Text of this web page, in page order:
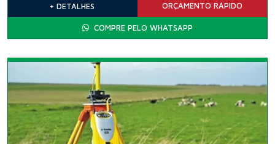
+ DETALHES ORÇAMENTO RÁPIDO
COMPRE PELO WHATSAPP